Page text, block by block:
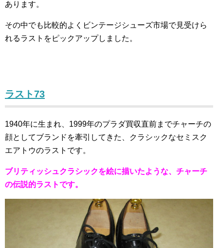
あります。
その中でも比較的よくビンテージシューズ市場で見受けら
れるラストをピックアップしました。
ラスト73
1940年に生まれ、1999年のプラダ買収直前までチャーチの
顔としてブランドを牽引してきた、クラシックなセミスク
エアトウのラストです。
ブリティッシュクラシックを絵に描いたような、チャーチ
の伝説的ラストです。